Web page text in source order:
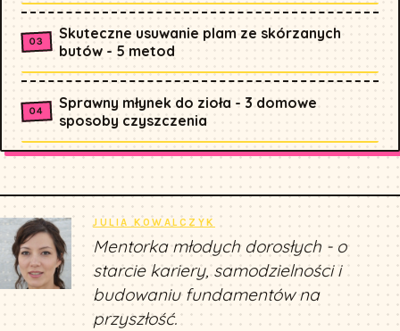
Skuteczne usuwanie plam ze skórzanych
butów - 5 metod
Sprawny młynek do zioła - 3 domowe
sposoby czyszczenia
JULIA KOWALCZYK
Mentorka młodych dorosłych - o
starcie kariery, samodzielności i
budowaniu fundamentów na
przyszłość.